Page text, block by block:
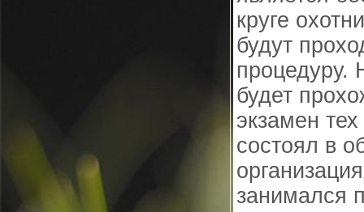
круге
будут
процедуру.
будет
экзамен
состоял в
занимался